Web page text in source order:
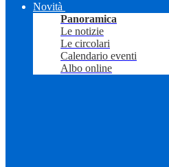
Novità
Panoramica
Le notizie
Le circolari
Calendario eventi
Albo online